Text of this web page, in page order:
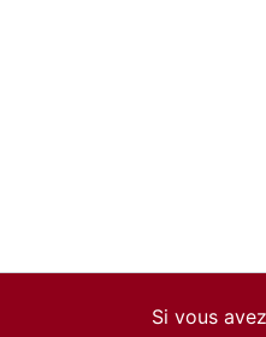
Si vous